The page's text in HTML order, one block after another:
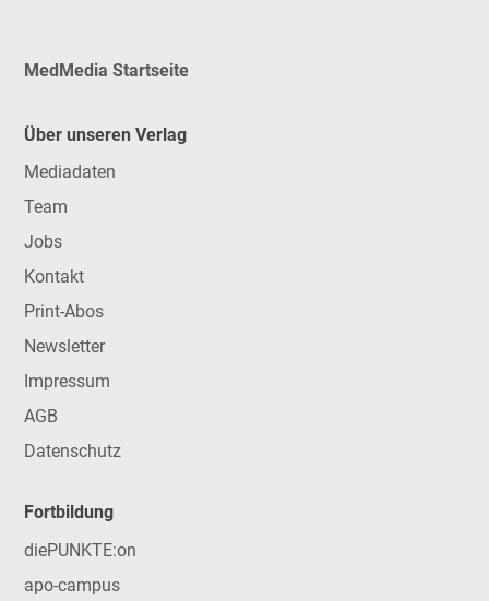
MedMedia Startseite
Über unseren Verlag
Mediadaten
Team
Jobs
Kontakt
Print-Abos
Newsletter
Impressum
AGB
Datenschutz
Fortbildung
diePUNKTE:on
apo-campus